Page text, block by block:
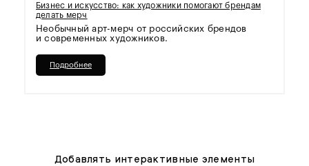
Бизнес и искусство: как художники помогают брендам
делать мерч
Необычный арт-мерч от российских брендов
и современных художников.
Подробнее
Добавлять интерактивные элементы